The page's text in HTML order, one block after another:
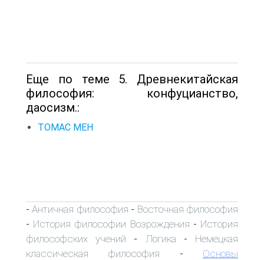
Еще по теме 5. Древнекитайская
философия: конфуцианство,
даосизм.:
ТОМАС МЕН
-Античная философия - Восточная философия
- История философии Возрождения - История
философских учений - Логика - Немецкая
классическая философия - Основы